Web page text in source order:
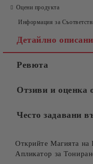
Оцени продукта
Информация за
Детайлно
Ревюта
Отзиви и оценка
Често задавани
Открийте Магията на
Апликатор за